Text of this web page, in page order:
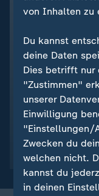
Update am Morgen
:
Chefsache
von Inhalten zu
Du kannst
deine Daten
Dies betrifft nur
"Zustimmen"
unserer
Einwilligung
"Einstellungen/
Zwecken du
welchen nicht.
kannst du
in deinen